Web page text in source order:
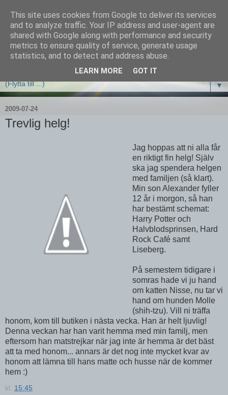
▼
2009-07-24
Trevlig helg!
Jag hoppas att ni alla får
en riktigt fin helg! Själv
ska jag spendera helgen
med familjen (så klart).
Min son Alexander fyller
12 år i morgon, så han
har bestämt schemat:
Harry Potter och
Halvblodsprinsen, Hard
Rock Café samt
Liseberg.
På semestern tidigare i
somras hade vi ju hand
om katten Nisse, nu tar vi
hand om hunden Molle
(shih-tzu). Vill ni träffa
honom, kom till butiken i nästa vecka. Han är helt ljuvlig!
Denna veckan har han varit hemma med min familj, men
eftersom han matstrejkar när jag inte är hemma är det bäst
att ta med honom... annars är det nog inte mycket kvar av
honom att lämna till hans matte och husse när de kommer
hem :)
kl. 15:45
This site uses cookies from Google to deliver its services
and to analyze traffic. Your IP address and user-agent are
shared with Google along with performance and security
metrics to ensure quality of service, generate usage
statistics, and to detect and address abuse.
LEARN MORE GOT IT